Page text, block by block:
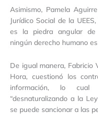
Asimismo, Pamela
Jurídico Social de la
es la piedra angular de
ningún derecho humano
De igual manera, Fabricio
Hora, cuestionó los
información, lo
“desnaturalizando a la
se puede sancionar a las